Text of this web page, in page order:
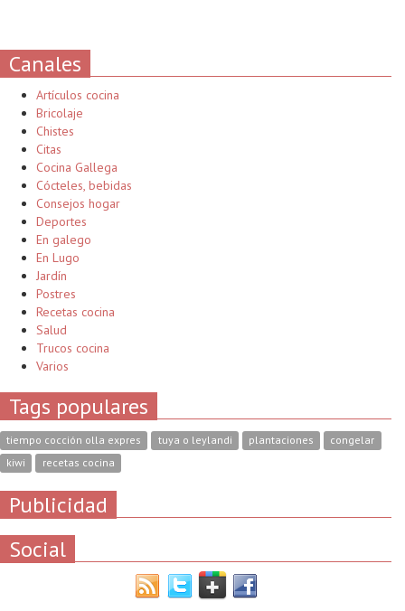
Canales
Artículos cocina
Bricolaje
Chistes
Citas
Cocina Gallega
Cócteles, bebidas
Consejos hogar
Deportes
En galego
En Lugo
Jardín
Postres
Recetas cocina
Salud
Trucos cocina
Varios
Tags populares
tiempo cocción olla expres tuya o leylandi plantaciones
congelar
kiwi
recetas cocina
Publicidad
Social